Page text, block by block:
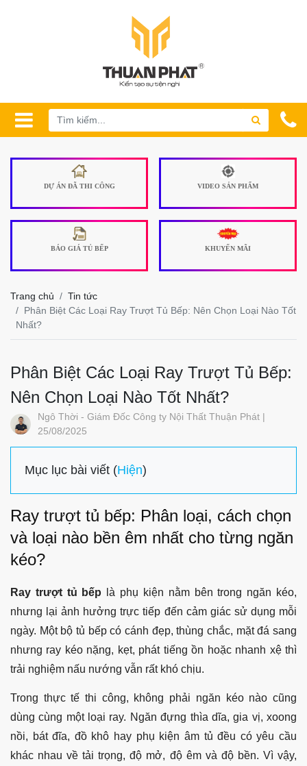
DỰ ÁN ĐÃ THI CÔNG VIDEO SẢN PHẨM
BÁO GIÁ TỦ BẾP KHUYẾN MÃI
Trang chủ
Tin tức
Phân Biệt Các Loại Ray Trượt Tủ Bếp: Nên Chọn Loại Nào Tốt
Nhất?
Phân Biệt Các Loại Ray Trượt Tủ Bếp:
Nên Chọn Loại Nào Tốt Nhất?
Ngô Thời - Giám Đốc Công ty Nội Thất Thuận Phát |
25/08/2025
Mục lục bài viết (Hiện)
Ray trượt tủ bếp: Phân loại, cách chọn
và loại nào bền êm nhất cho từng ngăn
kéo?
Ray trượt tủ bếp là phụ kiện nằm bên trong ngăn kéo,
nhưng lại ảnh hưởng trực tiếp đến cảm giác sử dụng mỗi
ngày. Một bộ tủ bếp có cánh đẹp, thùng chắc, mặt đá sang
nhưng ray kéo nặng, kẹt, phát tiếng ồn hoặc nhanh xệ thì
trải nghiệm nấu nướng vẫn rất khó chịu.
Trong thực tế thi công, không phải ngăn kéo nào cũng
dùng cùng một loại ray. Ngăn đựng thìa dĩa, gia vị, xoong
nồi, bát đĩa, đồ khô hay phụ kiện âm tủ đều có yêu cầu
khác nhau về tải trọng, độ mở, độ êm và độ bền. Vì vậy,